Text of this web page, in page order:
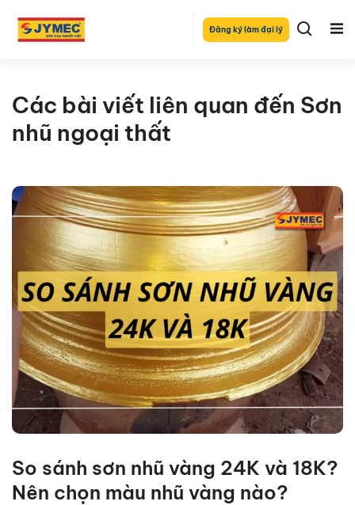
Đăng ký làm đại lý
Các bài viết liên quan đến Sơn
nhũ ngoại thất
So sánh sơn nhũ vàng 24K và 18K?
Nên chọn màu nhũ vàng nào?